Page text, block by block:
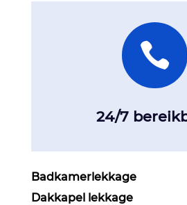

24/7
Badkamerlekkage
Dakkapel lekkage